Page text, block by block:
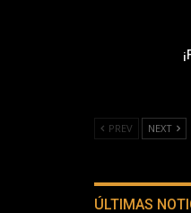
PREV NEXT
ÚLTIMAS